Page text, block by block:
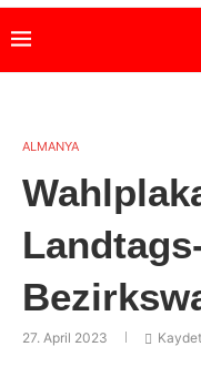
ALMANYA
27. April 2023 Kaydet